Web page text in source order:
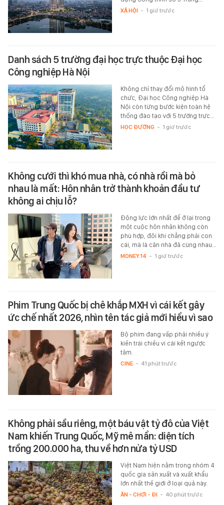
XÃ HỘI - 1 giờ trước
Danh sách 5 trường đại học trực thuộc Đại học
Công nghiệp Hà Nội
Không chỉ thay đổi mô hình tổ
chức, Đại học Công nghiệp Hà
Nội còn từng bước kiện toàn hệ
thống đào tạo với 5 trường trực…
HỌC ĐƯỜNG - 1 giờ trước
Không cưới thì khó mua nhà, có nhà rồi mà bỏ
nhau là mất: Hôn nhân trở thành khoản đầu tư
không ai chịu lỗ?
Động lực lớn nhất để ở lại trong
một cuộc hôn nhân không còn
phù hợp, đôi khi chẳng phải con
cái, mà là căn nhà đã cùng nhau…
MONEY.14 - 1 giờ trước
Phim Trung Quốc bị chê khắp MXH vì cái kết gây
ức chế nhất 2026, nhìn tên tác giả mới hiểu vì sao
Bộ phim đang vấp phải nhiều ý
kiến trái chiều vì cái kết ngược
tâm.
CINE - 41 phút trước
Không phải sầu riêng, một báu vật tỷ đô của Việt
Nam khiến Trung Quốc, Mỹ mê mẩn: diện tích
trồng 200.000 ha, thu về hơn nửa tỷ USD
Việt Nam hiện nằm trong nhóm 4
quốc gia sản xuất và xuất khẩu
lớn nhất thế giới ở loại quả này.
ĂN - CHƠI - ĐI - 40 phút trước